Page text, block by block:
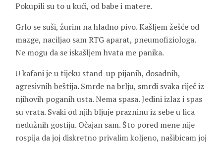
Pokupili su to u kući, od babe i matere.
Grlo se suši, žurim na hladno pivo. Kašljem žešće od
mazge, naciljao sam RTG aparat, pneumofiziologa.
Ne mogu da se iskašljem hvata me panika.
U kafani je u tijeku stand-up pijanih, dosadnih,
agresivnih beštija. Smrde na brlju, smrdi svaka riječ iz
njihovih poganih usta. Nema spasa. Jedini izlaz i spas
su vrata. Svaki od njih bljuje prazninu iz sebe u lica
nedužnih gostiju. Očajan sam. Što pored mene nije
rospija da joj diskretno privalim koljeno, našibicam joj